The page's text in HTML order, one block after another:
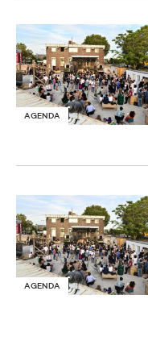
AGENDA
AGENDA